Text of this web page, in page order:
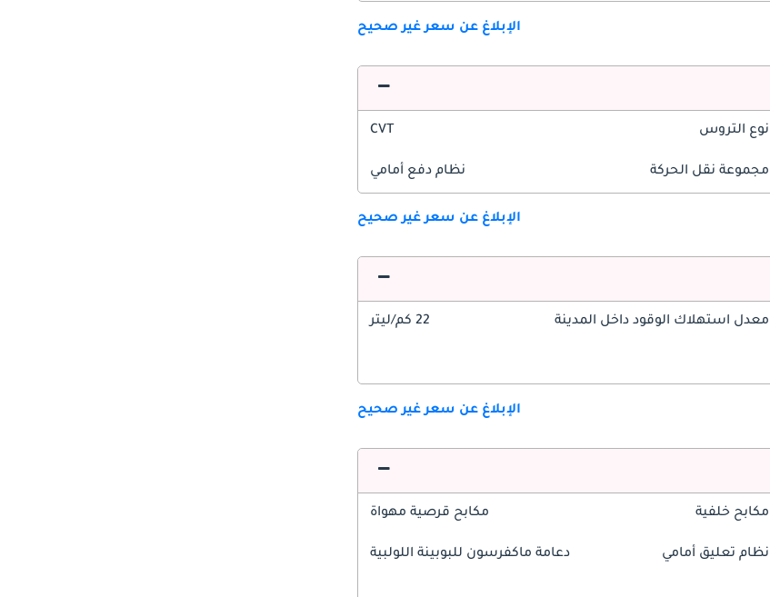
الإبلاغ عن سعر غير صحيح
نوع التروس CVT
مجموعة نقل الحركة نظام دفع أمامي
الإبلاغ عن سعر غير صحيح
معدل استهلاك الوقود داخل المدينة 22 كم/ليتر
الإبلاغ عن سعر غير صحيح
مكابح خلفية مكابح قرصية مهواة
نظام تعليق أمامي دعامة ماكفرسون للبوبينة اللولبية